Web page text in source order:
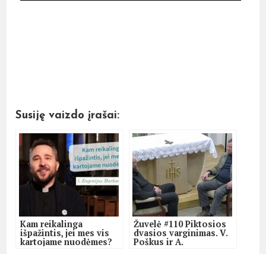
Susiję vaizdo įrašai:
Kam reikalinga
išpažintis, jei mes vis
kartojame nuodėmes?
Žuvelė #110 Piktosios
dvasios varginimas. V.
Poškus ir A.